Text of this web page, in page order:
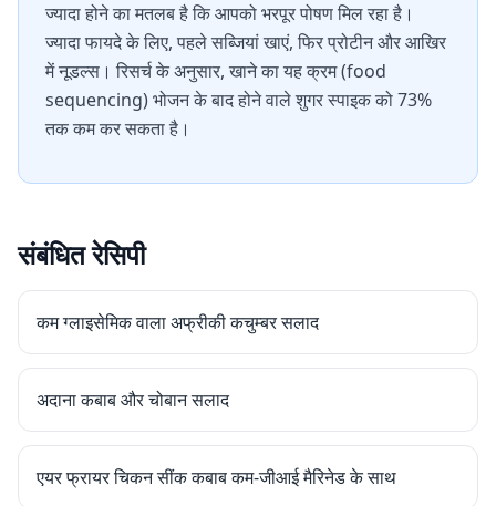
ज्यादा होने का मतलब है कि आपको भरपूर पोषण मिल रहा है।
ज्यादा फायदे के लिए, पहले सब्जियां खाएं, फिर प्रोटीन और आखिर
में नूडल्स। रिसर्च के अनुसार, खाने का यह क्रम (food
sequencing) भोजन के बाद होने वाले शुगर स्पाइक को 73%
तक कम कर सकता है।
संबंधित रेसिपी
कम ग्लाइसेमिक वाला अफ्रीकी कचुम्बर सलाद
अदाना कबाब और चोबान सलाद
एयर फ्रायर चिकन सींक कबाब कम-जीआई मैरिनेड के साथ